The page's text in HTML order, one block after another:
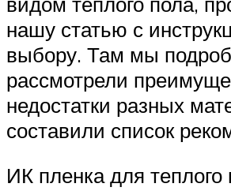
нашу статью с
выбору. Там мы
рассмотрели
недостатки разных
составили список
ИК пленка для теплого